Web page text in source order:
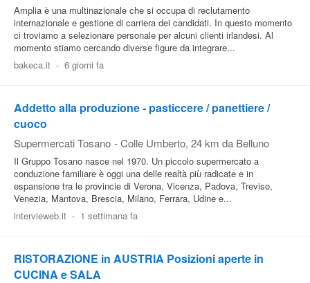
Amplia è una multinazionale che si occupa di reclutamento
internazionale e gestione di carriera dei candidati. In questo momento
ci troviamo a selezionare personale per alcuni clienti irlandesi. Al
momento stiamo cercando diverse figure da integrare...
bakeca.it - 6 giorni fa
Addetto alla produzione - pasticcere / panettiere /
cuoco
Supermercati Tosano - Colle Umberto, 24 km da Belluno
Il Gruppo Tosano nasce nel 1970. Un piccolo supermercato a
conduzione familiare è oggi una delle realtà più radicate e in
espansione tra le provincie di Verona, Vicenza, Padova, Treviso,
Venezia, Mantova, Brescia, Milano, Ferrara, Udine e...
intervieweb.it - 1 settimana fa
RISTORAZIONE in AUSTRIA Posizioni aperte in
CUCINA e SALA